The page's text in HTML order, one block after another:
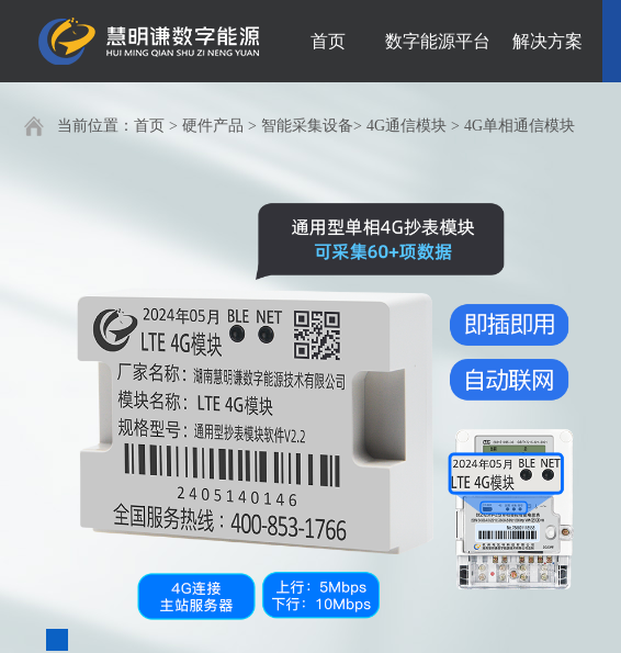
首页 数字能源平台 解决方案
当前位置： 首页 > 硬件产品 > 智能采集设备> 4G通信模块 > 4G单相通信模块